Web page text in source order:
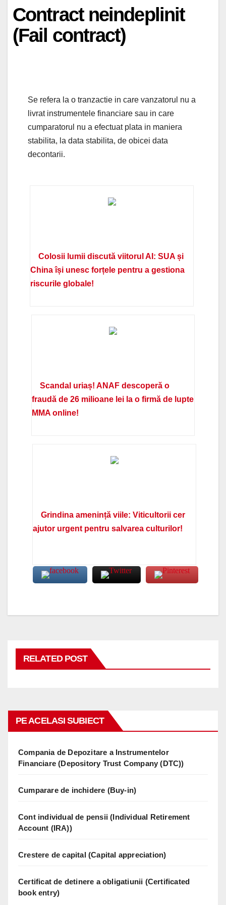
Contract neindeplinit
(Fail contract)
Se refera la o tranzactie in care vanzatorul nu a
livrat instrumentele financiare sau in care
cumparatorul nu a efectuat plata in maniera
stabilita, la data stabilita, de obicei data
decontarii.
Colosii lumii discută viitorul AI: SUA și
China își unesc forțele pentru a gestiona
riscurile globale!
Scandal uriaș! ANAF descoperă o
fraudă de 26 milioane lei la o firmă de lupte
MMA online!
Grindina amenință viile: Viticultorii cer
ajutor urgent pentru salvarea culturilor!
RELATED POST
PE ACELASI SUBIECT
Compania de Depozitare a Instrumentelor
Financiare (Depository Trust Company (DTC))
Cumparare de inchidere (Buy-in)
Cont individual de pensii (Individual Retirement
Account (IRA))
Crestere de capital (Capital appreciation)
Certificat de detinere a obligatiunii (Certificated
book entry)